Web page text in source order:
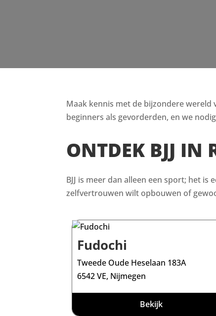
Maak kennis met de bijzondere wereld
beginners als gevorderden, en we
ONTDEK BJJ IN
BJJ is meer dan alleen een sport; het
zelfvertrouwen wilt opbouwen of
Fudochi
Tweede Oude Heselaan 183A
6542 VE, Nijmegen
Bekijk